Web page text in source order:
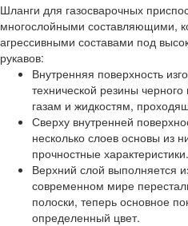
Шланги для газосварочных
многослойными составляющими,
агрессивными составами под
рукавов:
Внутренняя поверхность
технической резины
газам и жидкостям,
Сверху внутренней
несколько слоев основы из
прочностные характеристики.
Верхний слой выполняется
современном мире
полоски, теперь основное
определенный цвет.